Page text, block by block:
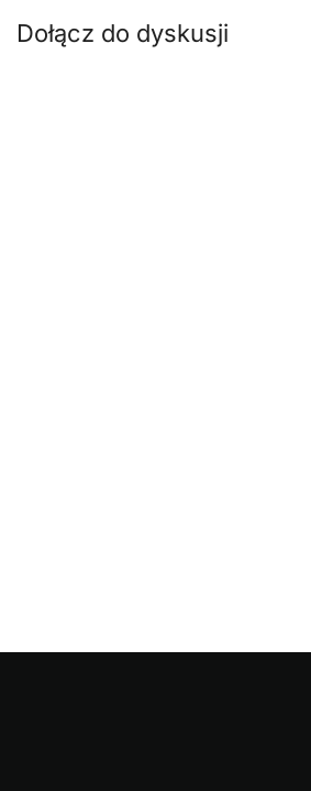
Dołącz do dyskusji